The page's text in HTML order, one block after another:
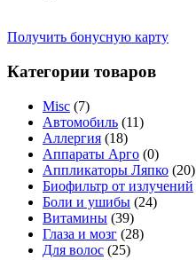
Получить бонусную карту
Категории товаров
Misc (7)
Автомобиль (11)
Аллергия (18)
Аппараты Арго (0)
Аппликаторы Ляпко (20)
Биофильтр от излучений
Боли и ушибы (24)
Витамины (39)
Глаза и мозг (28)
Для волос (25)